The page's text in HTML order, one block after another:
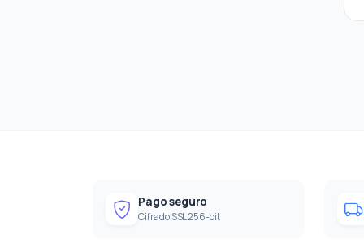
Pago seguro
Cifrado SSL 256-bit